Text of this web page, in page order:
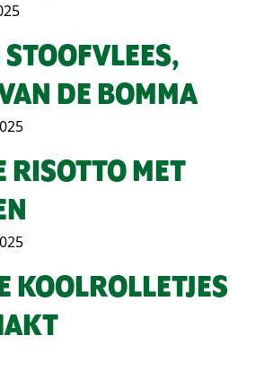
DE BOMMA
RISOTTO MET
KOOLROLLETJES